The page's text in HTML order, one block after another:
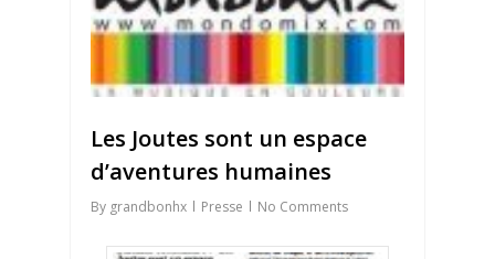
Les Joutes sont un espace
d’aventures humaines
By grandbonhx Presse No Comments